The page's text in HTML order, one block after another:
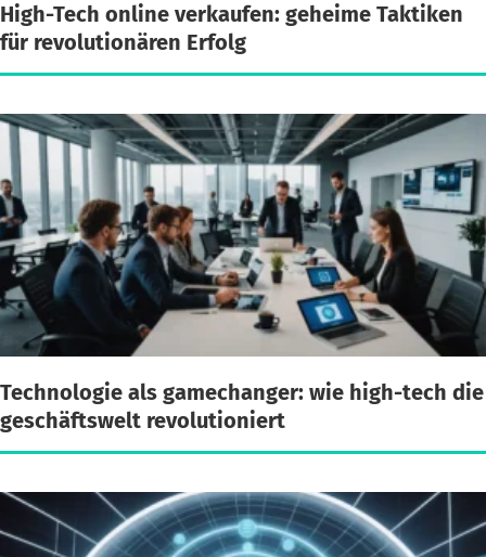
High-Tech online verkaufen: geheime Taktiken
für revolutionären Erfolg
Technologie als gamechanger: wie high-tech die
geschäftswelt revolutioniert